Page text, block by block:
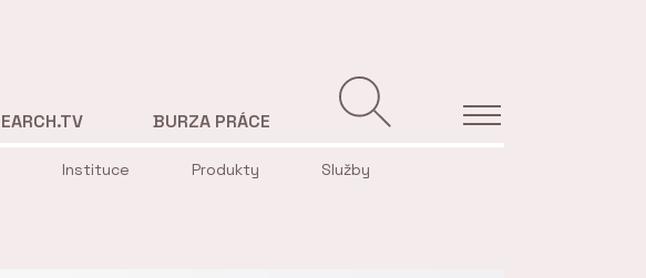
Instituce Produkty Služby
EARCH.TV BURZA PRÁCE